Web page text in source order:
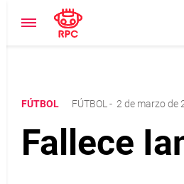
FÚTBOL FÚTBOL - 2 de marzo de
Fallece